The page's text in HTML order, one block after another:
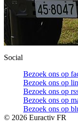
Social
Bezoek ons op
Bezoek ons op
Bezoek ons op
Bezoek ons op
Bezoek ons op
© 2026 Euractiv FR